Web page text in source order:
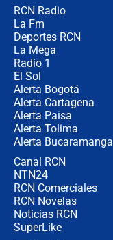
RCN Radio
La Fm
Deportes RCN
La Mega
Radio 1
El Sol
Alerta Bogotá
Alerta Cartagena
Alerta Paisa
Alerta Tolima
Alerta Bucaramanga
Canal RCN
NTN24
RCN Comerciales
RCN Novelas
Noticias RCN
SuperLike